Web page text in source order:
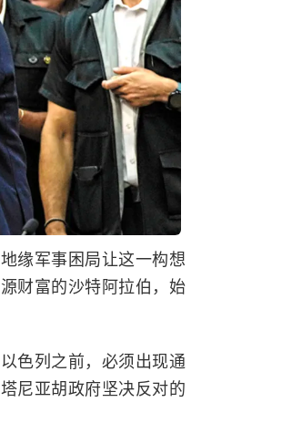
缘军事困局让这一构想
财富的沙特阿拉伯 ，始
色列之前，必须出现通
尼亚胡政府坚决反对的